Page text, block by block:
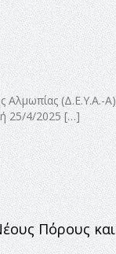
(Δ.Ε.Υ.Α.-Α)
25/4/2025 […]
Πόρους και